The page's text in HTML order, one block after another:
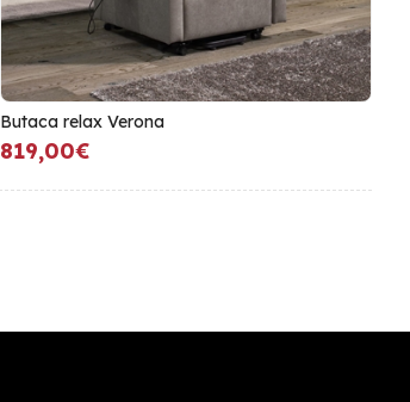
Butaca relax Verona
819,00€